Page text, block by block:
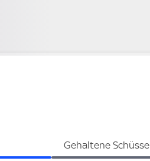
Gehaltene Schüsse